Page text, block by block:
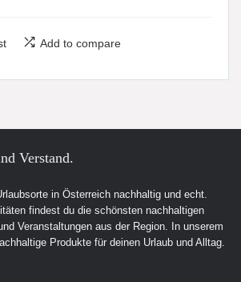
Add to compare
Verstand.
in Österreich nachhaltig und echt.
findest du die schönsten nachhaltigen
Veranstaltungen aus der Region. In unserem
Produkte für deinen Urlaub und Alltag.